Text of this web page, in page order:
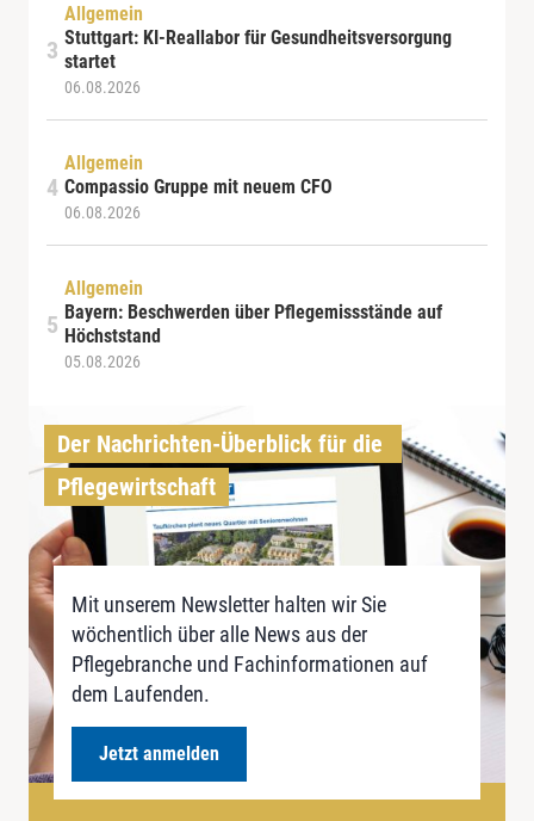
Allgemein
Stuttgart: KI-Reallabor für Gesundheitsversorgung
startet
06.08.2026
Allgemein
Compassio Gruppe mit neuem CFO
06.08.2026
Allgemein
Bayern: Beschwerden über Pflegemissstände auf
Höchststand
05.08.2026
Der Nachrichten-Überblick für die
Pflegewirtschaft
Mit unserem Newsletter halten wir Sie
wöchentlich über alle News aus der
Pflegebranche und Fachinformationen auf
dem Laufenden.
Jetzt anmelden